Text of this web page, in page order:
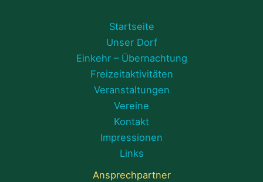
Startseite
Unser Dorf
Einkehr – Übernachtung
Freizeitaktivitäten
Veranstaltungen
Vereine
Kontakt
Impressionen
Links
Ansprechpartner